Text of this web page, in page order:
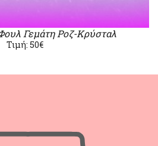
Γεμάτη Ροζ-Κρύσταλ
Τιμή: 50€